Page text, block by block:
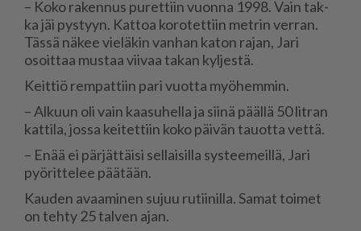
– Koko ra­ken­nus pu­ret­tiin vuon­na 1998. Vain tak­
ka jäi pys­tyyn. Kat­toa ko­ro­tet­tiin met­rin ver­ran.
Täs­sä nä­kee vie­lä­kin van­han ka­ton ra­jan, Jari
osoit­taa mus­taa vii­vaa ta­kan kyl­jes­tä.
Keit­tiö rem­pat­tiin pari vuot­ta myö­hem­min.
– Al­kuun oli vain kaa­su­hel­la ja sii­nä pääl­lä 50 lit­ran
kat­ti­la, jos­sa kei­tet­tiin koko päi­vän tau­ot­ta vet­tä.
– Enää ei pär­jät­täi­si sel­lai­sil­la sys­tee­meil­lä, Jari
pyö­rit­te­lee pää­tään.
Kau­den avaa­mi­nen su­juu ru­tii­nil­la. Sa­mat toi­met
on teh­ty 25 tal­ven ajan.